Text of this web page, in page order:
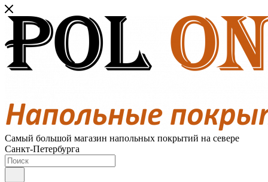
Самый большой магазин напольных покрытий на севере
Санкт-Петербурга